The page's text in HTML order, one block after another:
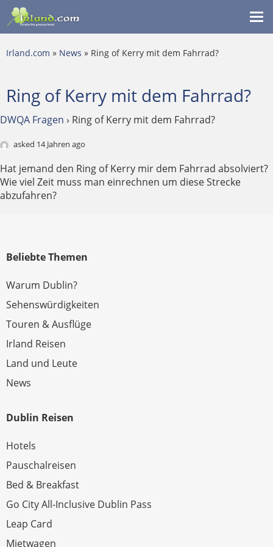
Irland.com » News » Ring of Kerry mit dem Fahrrad?
Ring of Kerry mit dem Fahrrad?
DWQA Fragen › Ring of Kerry mit dem Fahrrad?
asked 14 Jahren ago
Hat jemand den Ring of Kerry mir dem Fahrrad absolviert?
Wie viel Zeit muss man einrechnen um diese Strecke
abzufahren?
Beliebte Themen
Warum Dublin?
Sehenswürdigkeiten
Touren & Ausflüge
Irland Reisen
Land und Leute
News
Dublin Reisen
Hotels
Pauschalreisen
Bed & Breakfast
Go City All-Inclusive Dublin Pass
Leap Card
Mietwagen